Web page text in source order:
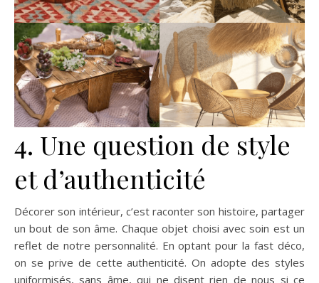
4. Une question de style
et d’authenticité
Décorer son intérieur, c’est raconter son histoire, partager
un bout de son âme. Chaque objet choisi avec soin est un
reflet de notre personnalité. En optant pour la fast déco,
on se prive de cette authenticité. On adopte des styles
uniformisés, sans âme, qui ne disent rien de nous si ce